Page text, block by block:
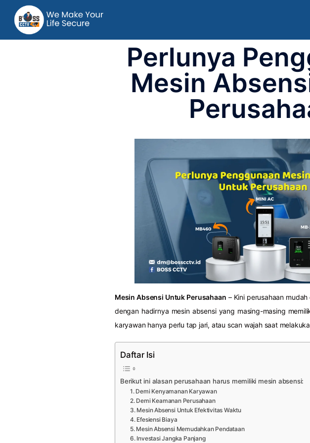
Perlunya
Mesin
Mesin Absensi Untuk Perusahaan – Kini perusahaan
dengan hadirnya mesin absensi yang masing-masing
karyawan hanya perlu tap jari, atau scan wajah saat
Daftar Isi
Berikut ini alasan perusahaan harus memiliki mesin absensi:
1. Demi Kenyamanan Karyawan
2. Demi Keamanan Perusahaan
3. Mesin Absensi Untuk Efektivitas Waktu
4. Efesiensi Biaya
5. Mesin Absensi Memudahkan Pendataan
6. Investasi Jangka Panjang